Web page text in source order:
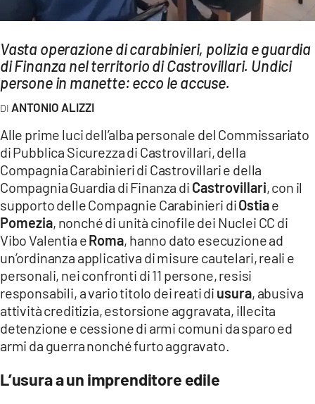
LAC NETWORK
LAC ONAIR
LaC
LACTV.IT
LACONAIR.IT
LACITYMAG.IT
ILREGGINO.IT
COSENZACHANNEL.IT
ILVIBONESE.IT
CATANZAROCHANNEL.IT
LACAPITALENEWS.IT
ANDROID
Vasta operazione di carabinieri, polizia e guardia
di Finanza nel territorio di Castrovillari. Undici
persone in manette: ecco le accuse.
ANTONIO ALIZZI
Alle prime luci dell’alba personale del Commissariato
di Pubblica Sicurezza di Castrovillari, della
Compagnia Carabinieri di Castrovillari e della
Compagnia Guardia di Finanza di Castrovillari, con il
supporto delle Compagnie Carabinieri diOstiae
Pomezia, nonché di unità cinofile dei Nuclei CC di
Vibo Valentia eRoma, hanno dato esecuzione ad
un’ordinanza applicativa di misure cautelari, reali e
personali, nei confronti di 11 persone, resisi
responsabili, a vario titolo dei reati di usura, abusiva
attività creditizia, estorsione aggravata, illecita
detenzione e cessione di armi comuni da sparo ed
armi da guerra nonché furto aggravato.
L’usura a un imprenditore edile